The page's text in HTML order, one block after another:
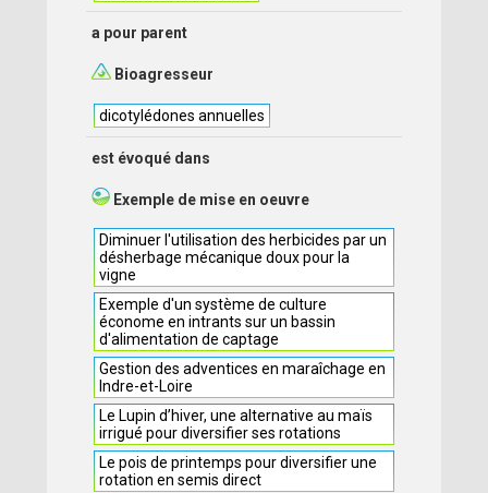
a pour parent
Bioagresseur
dicotylédones annuelles
est évoqué dans
Exemple de mise en oeuvre
Diminuer l'utilisation des herbicides par un
désherbage mécanique doux pour la
vigne
Exemple d'un système de culture
économe en intrants sur un bassin
d'alimentation de captage
Gestion des adventices en maraîchage en
Indre-et-Loire
Le Lupin d’hiver, une alternative au maïs
irrigué pour diversifier ses rotations
Le pois de printemps pour diversifier une
rotation en semis direct